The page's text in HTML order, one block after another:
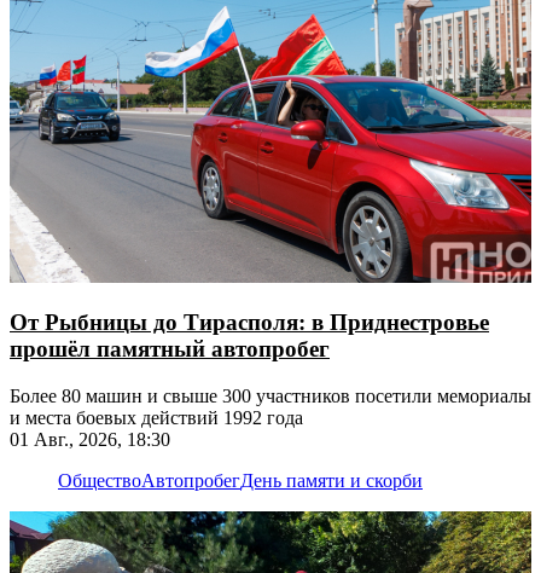
От Рыбницы до Тирасполя: в Приднестровье
прошёл памятный автопробег
Более 80 машин и свыше 300 участников посетили мемориалы
и места боевых действий 1992 года
01 Авг., 2026, 18:30
ОбществоАвтопробегДень памяти и скорби